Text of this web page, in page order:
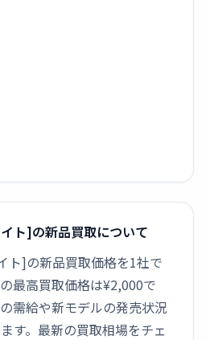
ト]の新品買取について
ト]の新品買取価格を1社で
最高買取価格は¥2,000で
需給や新モデルの発売状況
す。最新の買取相場をチェ